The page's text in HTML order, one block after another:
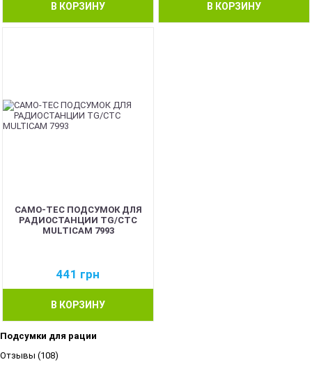
В КОРЗИНУ В КОРЗИНУ
CAMO-TEC ПОДСУМОК ДЛЯ
РАДИОСТАНЦИИ TG/CTC
MULTICAM 7993
441 грн
В КОРЗИНУ
Подсумки для рации
Отзывы (108)